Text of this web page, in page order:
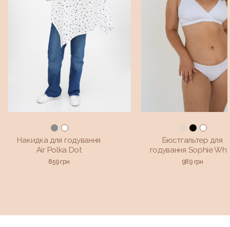
Накидка для годування
Air Polka Dot
859 грн
Бюстгальтер для
годування Sophie
989 грн